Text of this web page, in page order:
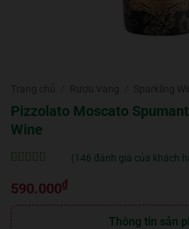
Pizzolato Moscato
Wine
trênđánh
giá
(146 đánh giá của khách
590.000₫
Thông tin sản